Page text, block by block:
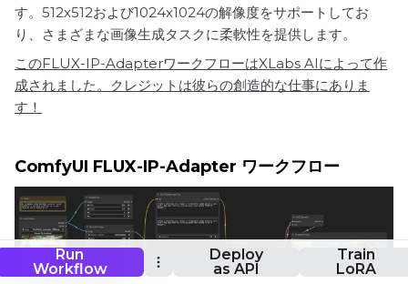
Run
Workflow
Deploy
as API
Train
LoRA
す。512x512および1024x1024の解像度をサポートしてお
り、さまざまな画像生成タスクに柔軟性を提供します。
このFLUX-IP-AdapterワークフローはXLabs AIによって作
成されました。クレジットは彼らの創造的な仕事にありま
す！
ComfyUI FLUX-IP-Adapter ワークフロー